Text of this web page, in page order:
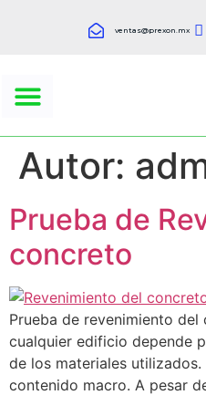
ventas@prexon.mx
Autor:
Prueba de
concreto
Prueba de revenimiento
cualquier edificio depende
de los materiales
contenido macro. A pesar